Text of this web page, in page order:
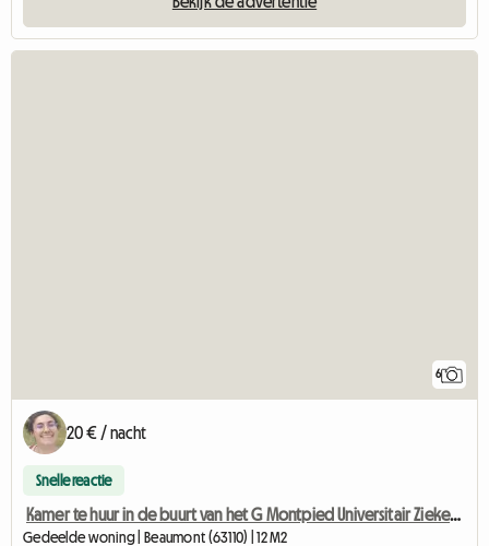
6
20 € / nacht
Snelle reactie
Kamer te huur in de buurt van het G Montpied Universitair Ziekenhuis
Gedeelde woning | Beaumont (63110) | 12 M2